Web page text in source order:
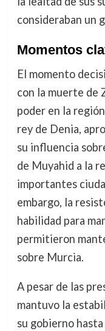
consideraban un
Momentos
El momento
con la muerte de
poder en la
rey de Denia,
su influencia
de Muyahid a la
importantes
embargo, la
habilidad para
permitieron
sobre Murcia.
A pesar de las
mantuvo la
su gobierno